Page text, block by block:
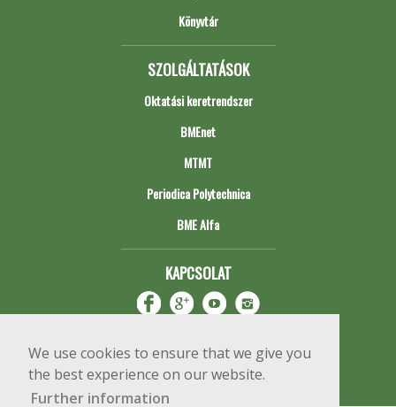
We use cookies to ensure that we give you
the best experience on our website.
Further information
Könyvtár
SZOLGÁLTATÁSOK
Oktatási keretrendszer
BMEnet
MTMT
Periodica Polytechnica
BME Alfa
KAPCSOLAT